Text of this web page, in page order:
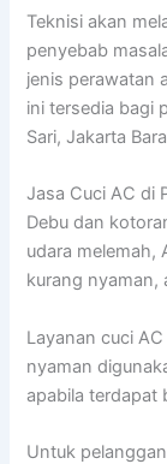
Teknisi akan
penyebab
jenis perawatan
ini tersedia bagi
Sari, Jakarta
Jasa Cuci AC di
Debu dan
udara melemah,
kurang nyaman,
Layanan cuci
nyaman
apabila terdapat
Untuk